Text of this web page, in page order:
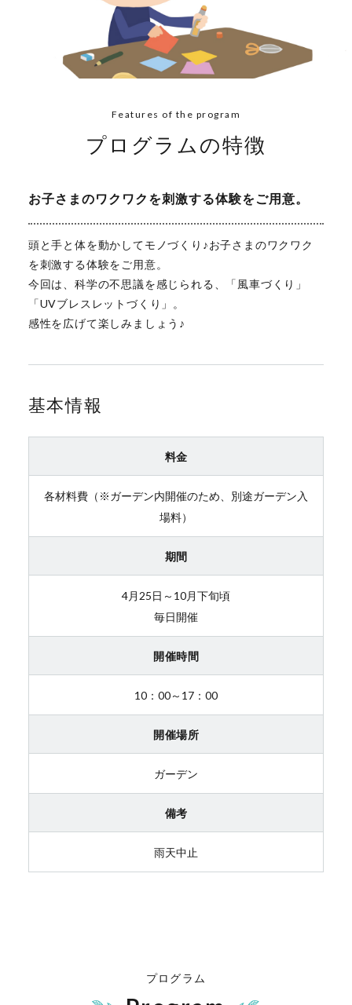
Features of the program
プログラムの特徴
お子さまのワクワクを刺激する体験をご用意。
頭と手と体を動かしてモノづくり♪お子さまのワクワク
を刺激する体験をご用意。
今回は、科学の不思議を感じられる、「風車づくり」
「UVブレスレットづくり」。
感性を広げて楽しみましょう♪
基本情報
料金
各材料費（※ガーデン内開催のため、別途ガーデン入
場料）
期間
4月25日～10月下旬頃
毎日開催
開催時間
10：00～17：00
開催場所
ガーデン
備考
雨天中止
プログラム